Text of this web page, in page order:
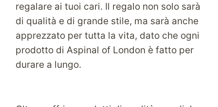
regalare ai tuoi cari. Il regalo non solo sarà
di qualità e di grande stile, ma sarà anche
apprezzato per tutta la vita, dato che ogni
prodotto di Aspinal of London è fatto per
durare a lungo.